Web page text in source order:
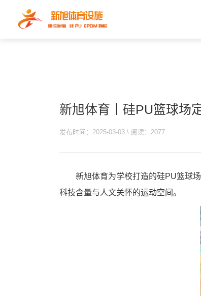
新旭体育丨硅PU篮球场
发布时间：2025-03-03 \ 阅读：2077
新旭体育为学校打造的硅PU篮球
科技含量与人文关怀的运动空间‌。